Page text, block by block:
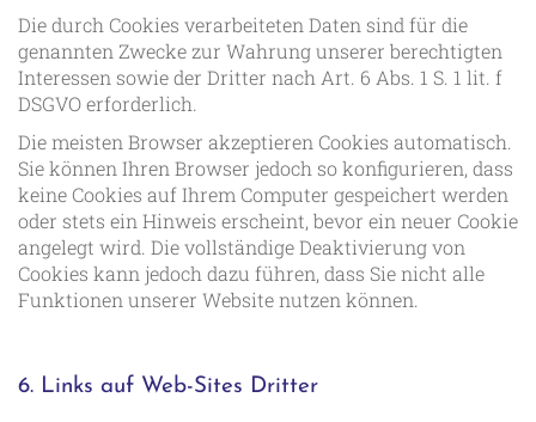
Die durch Cookies verarbeiteten Daten sind für die
genannten Zwecke zur Wahrung unserer berechtigten
Interessen sowie der Dritter nach Art. 6 Abs. 1 S. 1 lit. f
DSGVO erforderlich.
Die meisten Browser akzeptieren Cookies automatisch.
Sie können Ihren Browser jedoch so konfigurieren, dass
keine Cookies auf Ihrem Computer gespeichert werden
oder stets ein Hinweis erscheint, bevor ein neuer Cookie
angelegt wird. Die vollständige Deaktivierung von
Cookies kann jedoch dazu führen, dass Sie nicht alle
Funktionen unserer Website nutzen können.
6. Links auf Web-Sites Dritter